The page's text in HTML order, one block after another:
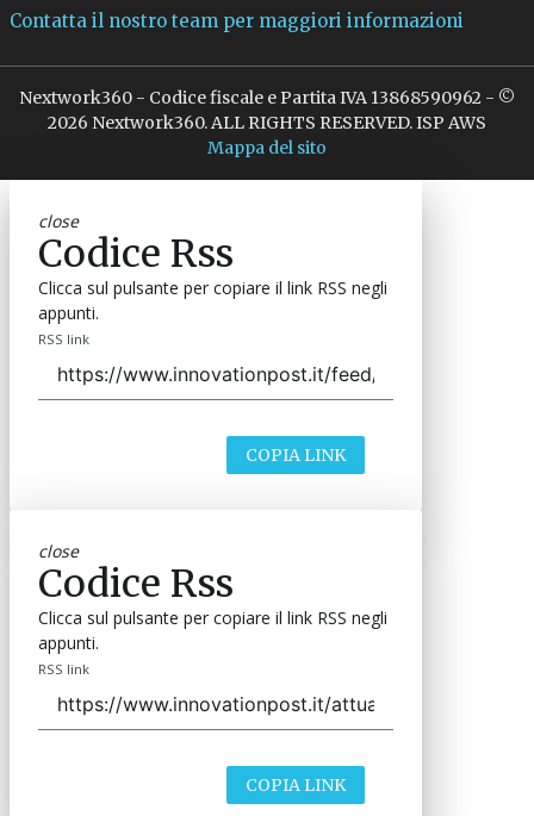
Contatta il nostro team per maggiori informazioni
Nextwork360 - Codice fiscale e Partita IVA 13868590962 - ©
2026 Nextwork360. ALL RIGHTS RESERVED. ISP AWS
Mappa del sito
close
Codice Rss
Clicca sul pulsante per copiare il link RSS negli
appunti.
RSS link
COPIA LINK
close
Codice Rss
Clicca sul pulsante per copiare il link RSS negli
appunti.
RSS link
COPIA LINK